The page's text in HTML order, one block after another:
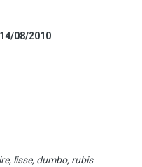
08/2010
lisse, dumbo, rubis